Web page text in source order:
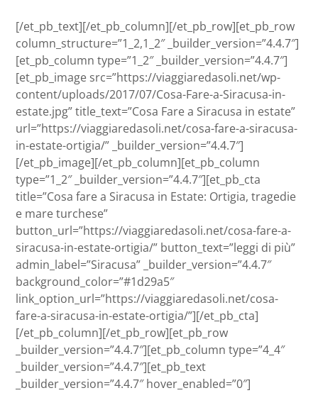
[/et_pb_text][/et_pb_column][/et_pb_row][et_pb_row
column_structure=”1_2,1_2″ _builder_version=”4.4.7″]
[et_pb_column type=”1_2″ _builder_version=”4.4.7″]
[et_pb_image src=”https://viaggiaredasoli.net/wp-
content/uploads/2017/07/Cosa-Fare-a-Siracusa-in-
estate.jpg” title_text=”Cosa Fare a Siracusa in estate”
url=”https://viaggiaredasoli.net/cosa-fare-a-siracusa-
in-estate-ortigia/” _builder_version=”4.4.7″]
[/et_pb_image][/et_pb_column][et_pb_column
type=”1_2″ _builder_version=”4.4.7″][et_pb_cta
title=”Cosa fare a Siracusa in Estate: Ortigia, tragedie
e mare turchese”
button_url=”https://viaggiaredasoli.net/cosa-fare-a-
siracusa-in-estate-ortigia/” button_text=”leggi di più”
admin_label=”Siracusa” _builder_version=”4.4.7″
background_color=”#1d29a5″
link_option_url=”https://viaggiaredasoli.net/cosa-
fare-a-siracusa-in-estate-ortigia/”][/et_pb_cta]
[/et_pb_column][/et_pb_row][et_pb_row
_builder_version=”4.4.7″][et_pb_column type=”4_4″
_builder_version=”4.4.7″][et_pb_text
_builder_version=”4.4.7″ hover_enabled=”0″]